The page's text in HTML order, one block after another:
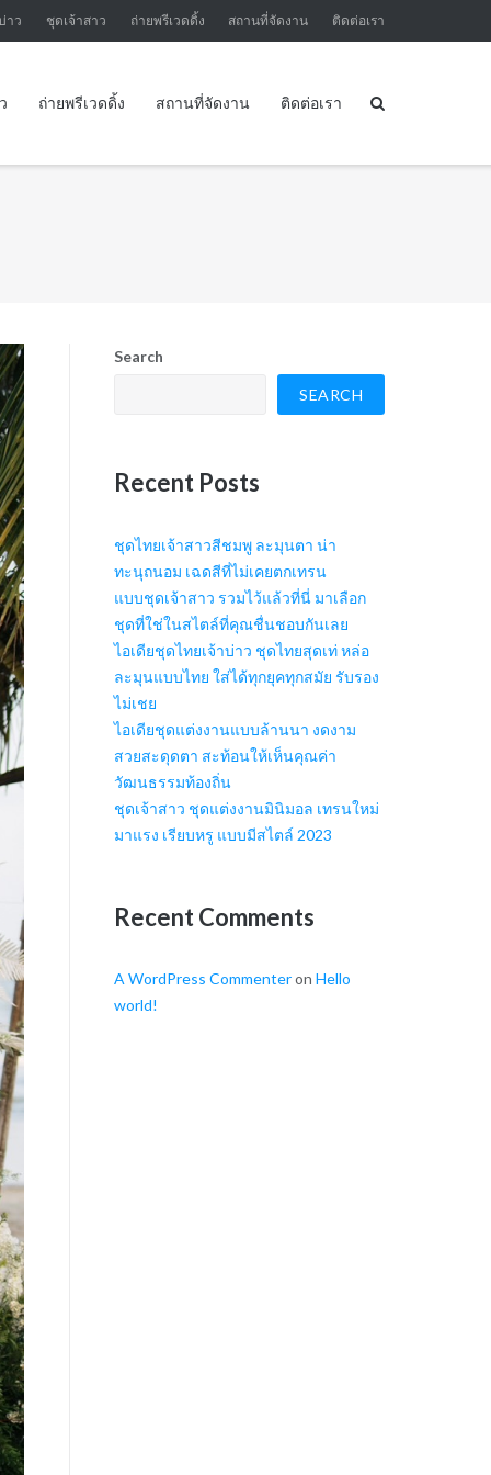
าว ชุดเจ้าสาว ถ่ายพรีเวดดิ้ง สถานที่จัดงาน ติดต่อเรา
ถ่ายพรีเวดดิ้ง สถานที่จัดงาน ติดต่อเรา
Search
SEARCH
Recent Posts
ชุดไทยเจ้าสาวสีชมพู ละมุนตา น่า
ทะนุถนอม เฉดสีที่ไม่เคยตกเทรน
แบบชุดเจ้าสาว รวมไว้แล้วที่นี่ มาเลือก
ชุดที่ใช่ในสไตล์ที่คุณชื่นชอบกันเลย
ไอเดียชุดไทยเจ้าบ่าว ชุดไทยสุดเท่ หล่อ
ละมุนแบบไทย ใส่ได้ทุกยุคทุกสมัย รับรอง
ไม่เชย
ไอเดียชุดแต่งงานแบบล้านนา งดงาม
สวยสะดุดตา สะท้อนให้เห็นคุณค่า
วัฒนธรรมท้องถิ่น
ชุดเจ้าสาว ชุดแต่งงานมินิมอล เทรนใหม่
มาแรง เรียบหรู แบบมีสไตล์ 2023
Recent Comments
A WordPress Commenteron Hello
world!